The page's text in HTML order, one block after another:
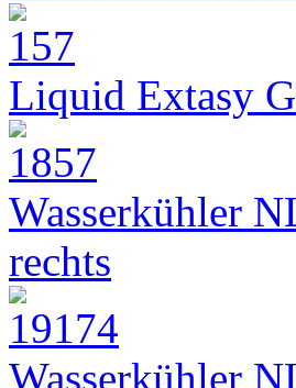
Liquid Extasy
Wasserkühler
rechts
Wasserkühler